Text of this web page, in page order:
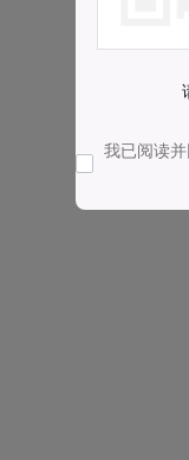
我已阅读